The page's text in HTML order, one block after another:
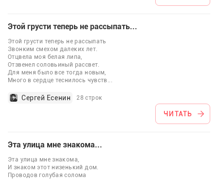
Этой грусти теперь не рассыпать...
Этой грусти теперь не рассыпать
Звонким смехом далеких лет.
Отцвела моя белая липа,
Отзвенел соловьиный рассвет.
Для меня было все тогда новым,
Много в сердце теснилось чувств ...
Сергей Есенин 28 строк
ЧИТАТЬ
Эта улица мне знакома...
Эта улица мне знакома,
И знаком этот низенький дом.
Проводов голубая солома